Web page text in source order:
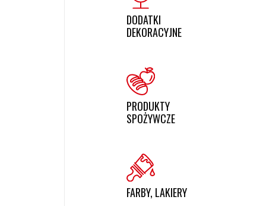
DODATKI
DEKORACYJNE
PRODUKTY
SPOŻYWCZE
FARBY, LAKIERY